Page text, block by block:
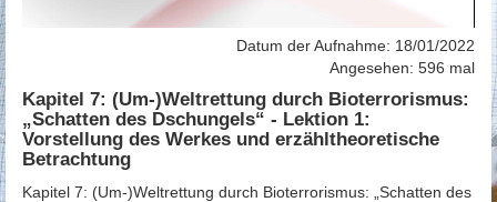
Datum der Aufnahme: 18/01/2022
Angesehen: 596 mal
Kapitel 7: (Um-)Weltrettung durch Bioterrorismus:
„Schatten des Dschungels“ - Lektion 1:
Vorstellung des Werkes und erzähltheoretische
Betrachtung
Kapitel 7: (Um-)Weltrettung durch Bioterrorismus: „Schatten des